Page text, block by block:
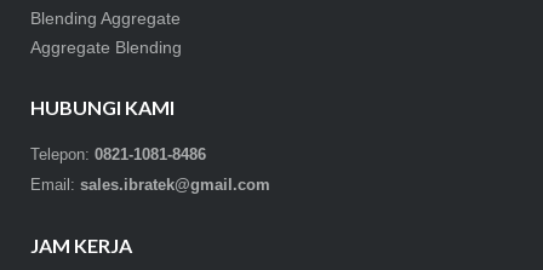
Blending Aggregate
Aggregate Blending
HUBUNGI KAMI
Telepon: 0821-1081-8486
Email: sales.ibratek@gmail.com
JAM KERJA